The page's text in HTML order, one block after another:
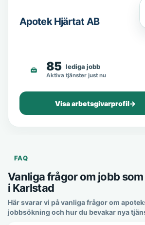
Apotek Hjärtat AB
85 lediga jobb
Aktiva tjänster just nu
Visa arbetsgivarprofil→
FAQ
Vanliga frågor om jobb
i Karlstad
Här svarar vi på vanliga frågor om
jobbsökning och hur du bevakar nya